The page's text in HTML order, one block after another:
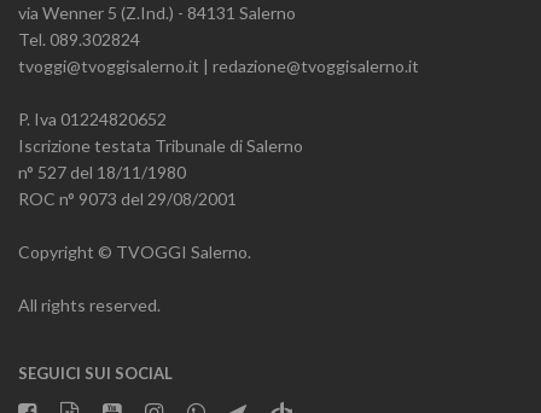
via Wenner 5 (Z.Ind.) - 84131 Salerno
Tel. 089.302824
tvoggi@tvoggisalerno.it | redazione@tvoggisalerno.it
P. Iva 01224820652
Iscrizione testata Tribunale di Salerno
n° 527 del 18/11/1980
ROC n° 9073 del 29/08/2001
Copyright © TVOGGI Salerno.
All rights reserved.
SEGUICI SUI SOCIAL